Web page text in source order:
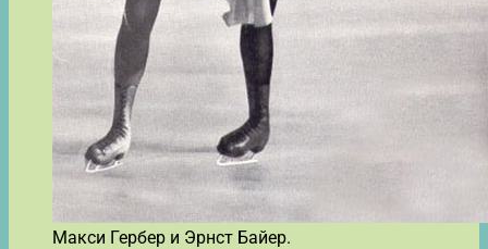
Макси Гербер и Эрнст Байер.